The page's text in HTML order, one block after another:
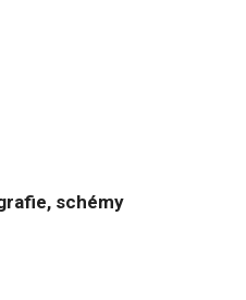
schémy